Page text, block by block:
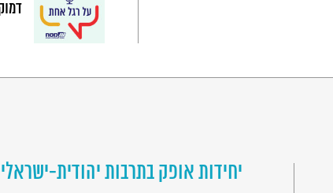
יחידות אופק בתרבות יהודית-